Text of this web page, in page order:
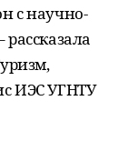
с научно-
ИЭС УГНТУ